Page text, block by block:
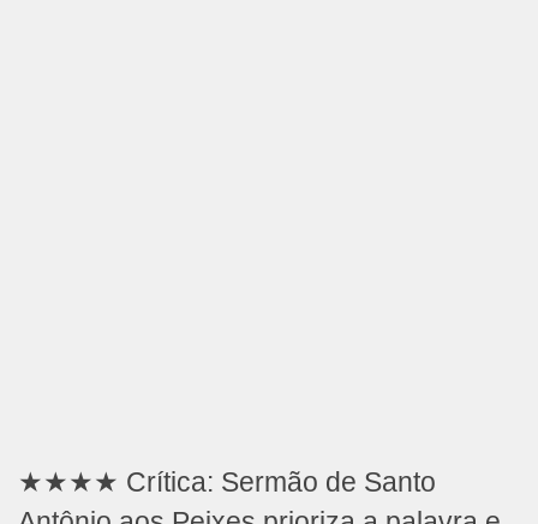
★★★★ Crítica: Sermão de Santo